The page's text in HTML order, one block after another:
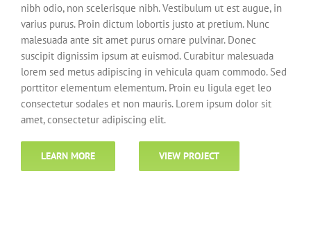
nibh odio, non scelerisque nibh. Vestibulum ut est augue, in
varius purus. Proin dictum lobortis justo at pretium. Nunc
malesuada ante sit amet purus ornare pulvinar. Donec
suscipit dignissim ipsum at euismod. Curabitur malesuada
lorem sed metus adipiscing in vehicula quam commodo. Sed
porttitor elementum elementum. Proin eu ligula eget leo
consectetur sodales et non mauris. Lorem ipsum dolor sit
amet, consectetur adipiscing elit.
LEARN MORE VIEW PROJECT